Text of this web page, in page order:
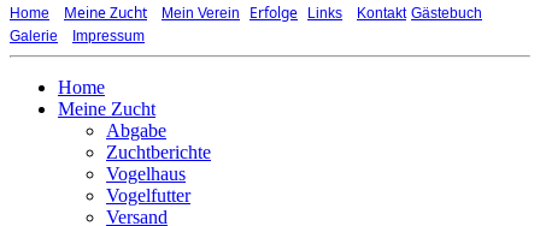
Home Meine Zucht Mein Verein Erfolge Links Kontakt Gästebuch
Galerie
Impressum
Home
Meine Zucht
Abgabe
Zuchtberichte
Vogelhaus
Vogelfutter
Versand